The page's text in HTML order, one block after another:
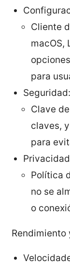
Cliente
macOS,
para
Seguridad:
Clave
claves,
para
Política
no se
o